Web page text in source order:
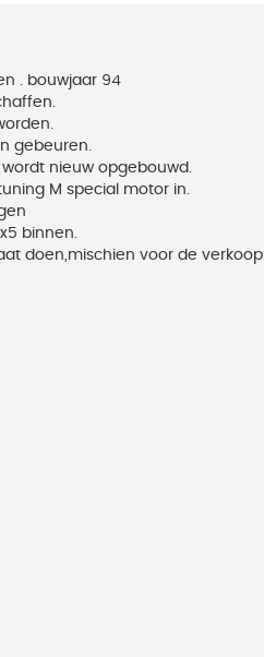
. bouwjaar 94
gebeuren.
nieuw opgebouwd.
M special motor in.
binnen.
doen,mischien voor de verkoop